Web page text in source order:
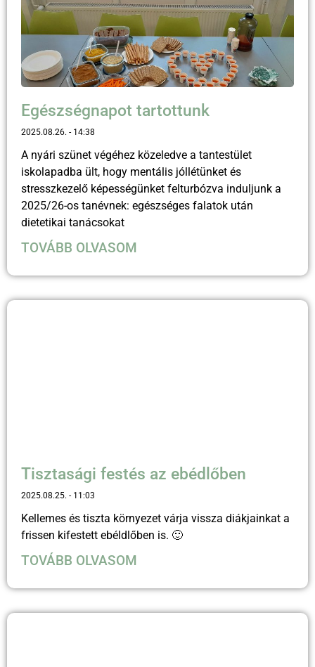
Egészségnapot tartottunk
2025.08.26. 14:38
A nyári szünet végéhez közeledve a tantestület
iskolapadba ült, hogy mentális jóllétünket és
stresszkezelő képességünket felturbózva induljunk a
2025/26-os tanévnek: egészséges falatok után
dietetikai tanácsokat
TOVÁBB OLVASOM
Tisztasági festés az ebédlőben
2025.08.25. 11:03
Kellemes és tiszta környezet várja vissza diákjainkat a
frissen kifestett ebéldlőben is. 🙂
TOVÁBB OLVASOM